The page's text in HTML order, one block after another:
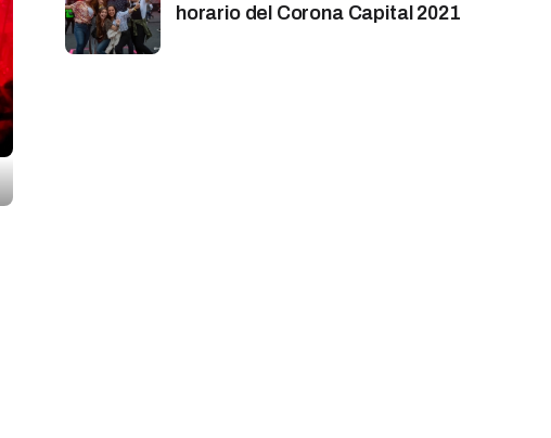
horario del Corona Capital 2021